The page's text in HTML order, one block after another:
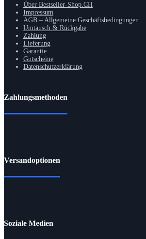
Über Bestseller-Shop.CH
Impressum
AGB – Allgemeine Geschäftsbedingungen
Umtausch & Rückgabe
Zahlung
Lieferung
Garantie
Gutscheine
Datenschutzerklärung
Zahlungsmethoden
Versandoptionen
Soziale Medien